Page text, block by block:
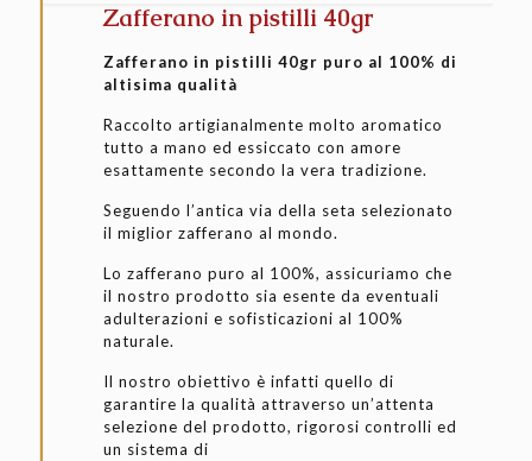
Zafferano in pistilli 40gr
Zafferano in pistilli 40gr puro al 100% di
altisima qualità
Raccolto artigianalmente molto aromatico
tutto a mano ed essiccato con amore
esattamente secondo la vera tradizione.
Seguendo l’antica via della seta selezionato
il miglior zafferano al mondo.
Lo zafferano puro al 100%, assicuriamo che
il nostro prodotto sia esente da eventuali
adulterazioni e sofisticazioni al 100%
naturale.
Il nostro obiettivo è infatti quello di
garantire la qualità attraverso un’attenta
selezione del prodotto, rigorosi controlli ed
un sistema di